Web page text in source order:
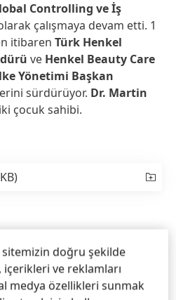
Controlling ve İş
çalışmaya devam etti. 1
itibaren Türk Henkel
ve Henkel Beauty Care
Yönetimi Başkan
sürdürüyor. Dr. Martin
çocuk sahibi.
sitemizin doğru şekilde
içerikleri ve reklamları
medya özellikleri sunmak